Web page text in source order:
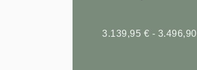
3.139,95 € - 3.496,90